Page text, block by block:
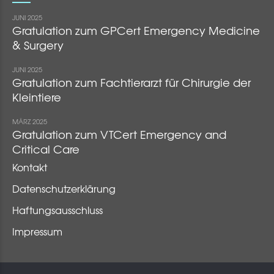
JUNI 2025
Gratulation zum GPCert Emergency Medicine
& Surgery
JUNI 2025
Gratulation zum Fachtierarzt für Chirurgie der
Kleintiere
MÄRZ 2025
Gratulation zum VTCert Emergency and
Critical Care
Kontakt
Datenschutzerklärung
Haftungsausschluss
Impressum